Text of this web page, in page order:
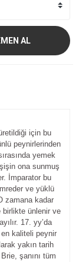
AL
için bu
peynirlerinden
yemek
ona sunmuş
İmparator bu
ve yüklü
zamana kadar
birlikte ünlenir ve
17. yy’da
kaliteli peynir
yakın tarih
şanını tüm